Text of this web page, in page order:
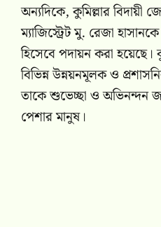
অন্যদিকে, কুমিল্লার বিদায়ী
ম্যাজিস্ট্রেট মু. রেজা
হিসেবে পদায়ন করা হয়েছে।
বিভিন্ন উন্নয়নমূলক ও
তাকে শুভেচ্ছা ও অভিনন্দন
পেশার মানুষ।